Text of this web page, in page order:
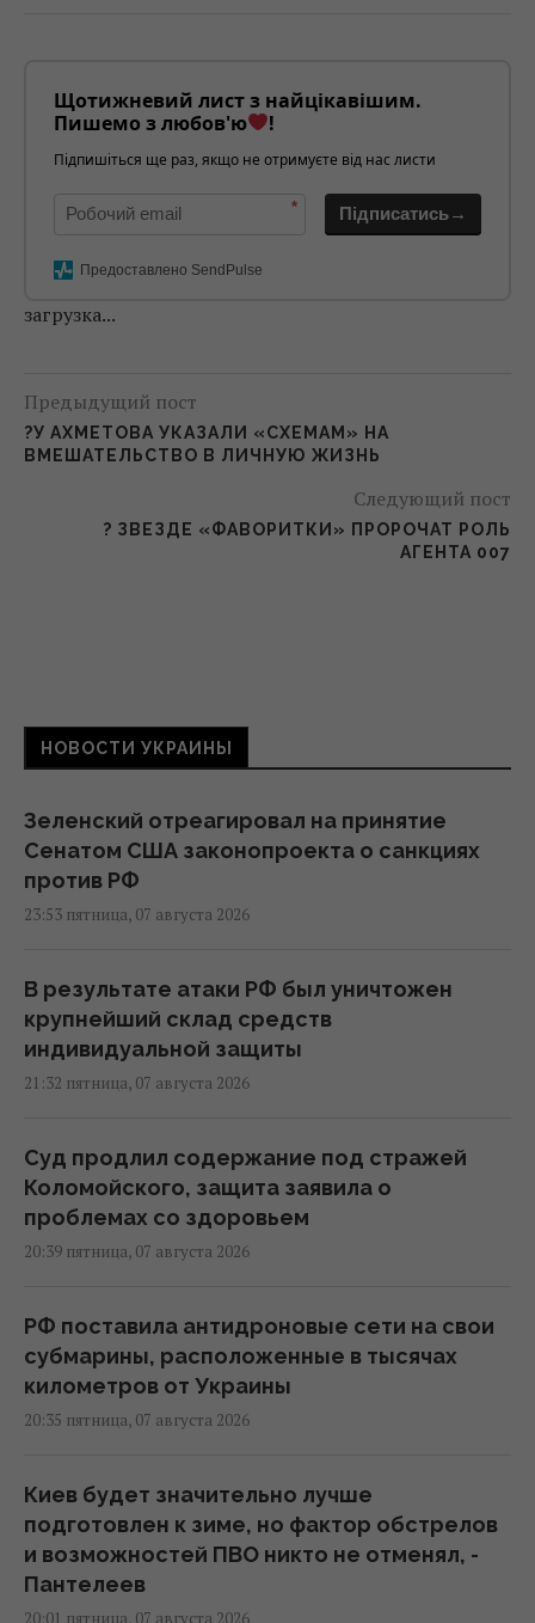
Щотижневий лист з найцікавішим.
Пишемо з любов'ю
!
Підпишіться ще раз, якщо не отримуєте від нас листи
* Підписатись→
Предоставлено SendPulse
загрузка...
Предыдущий пост
?У АХМЕТОВА УКАЗАЛИ «СХЕМАМ» НА
ВМЕШАТЕЛЬСТВО В ЛИЧНУЮ ЖИЗНЬ
Следующий пост
? ЗВЕЗДЕ «ФАВОРИТКИ» ПРОРОЧАТ РОЛЬ
АГЕНТА 007
НОВОСТИ УКРАИНЫ
Зеленский отреагировал на принятие
Сенатом США законопроекта о санкциях
против РФ
23:53 пятница, 07 августа 2026
В результате атаки РФ был уничтожен
крупнейший склад средств
индивидуальной защиты
21:32 пятница, 07 августа 2026
Суд продлил содержание под стражей
Коломойского, защита заявила о
проблемах со здоровьем
20:39 пятница, 07 августа 2026
РФ поставила антидроновые сети на свои
субмарины, расположенные в тысячах
километров от Украины
20:35 пятница, 07 августа 2026
Киев будет значительно лучше
подготовлен к зиме, но фактор обстрелов
и возможностей ПВО никто не отменял, -
Пантелеев
20:01 пятница, 07 августа 2026